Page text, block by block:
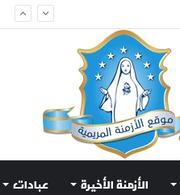
الأزمنة الأخيرة عبادات